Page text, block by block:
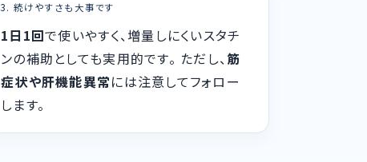
3. 続けやすさも大事です
1日1回で使いやすく、増量しにくいスタチ
ンの補助としても実用的です。 ただし、筋
症状や肝機能異常には注意してフォロー
します。